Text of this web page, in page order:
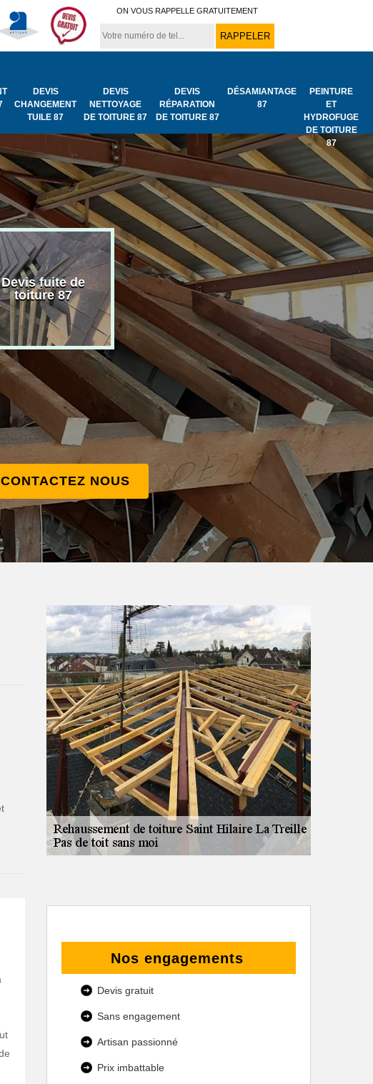
ON VOUS RAPPELLE GRATUITEMENT
DEVIS
CHANGEMENT
TUILE 87
DEVIS
NETTOYAGE
DE TOITURE 87
DEVIS
RÉPARATION
DE TOITURE 87
DÉSAMIANTAGE
87
PEINTURE
ET
HYDROFUGE
DE TOITURE
87
Devis fuite de
toiture 87
Bâchage de toiture
87
Urgence
toiture 87
CONTACTEZ NOUS
Nos engagements
Devis gratuit
Sans engagement
Artisan passionné
Prix imbattable